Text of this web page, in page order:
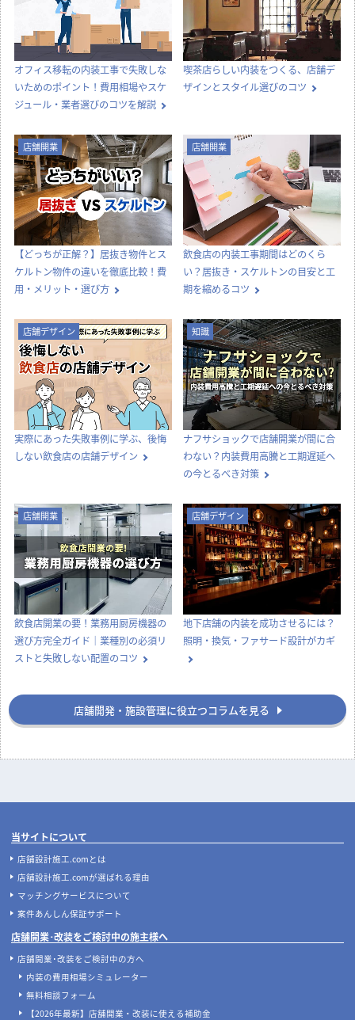
オフィス移転の内装工事で失敗しな
いためのポイント！費用相場やスケ
ジュール・業者選びのコツを解説
喫茶店らしい内装をつくる、店舗デ
ザインとスタイル選びのコツ
店舗開業
【どっちが正解？】居抜き物件とス
ケルトン物件の違いを徹底比較！費
用・メリット・選び方
店舗開業
飲食店の内装工事期間はどのくら
い？居抜き・スケルトンの目安と工
期を縮めるコツ
店舗デザイン
実際にあった失敗事例に学ぶ、後悔
しない飲食店の店舗デザイン
知識
ナフサショックで店舗開業が間に合
わない？内装費用高騰と工期遅延へ
の今とるべき対策
店舗開業
飲食店開業の要！業務用厨房機器の
選び方完全ガイド｜業種別の必須リ
ストと失敗しない配置のコツ
店舗デザイン
地下店舗の内装を成功させるには？
照明・換気・ファサード設計がカギ
店舗開発・施設管理に役立つコラムを見る
当サイトについて
店舗設計施工.comとは
店舗設計施工.comが選ばれる理由
マッチングサービスについて
案件あんしん保証サポート
店舗開業･改装をご検討中の施主様へ
店舗開業･改装をご検討中の方へ
内装の費用相場シミュレーター
無料相談フォーム
【2026年最新】店舗開業・改装に使える補助金